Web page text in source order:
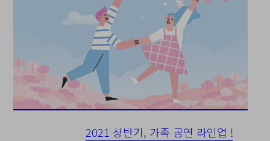
2021 상반기, 가족 공연 라인업 !